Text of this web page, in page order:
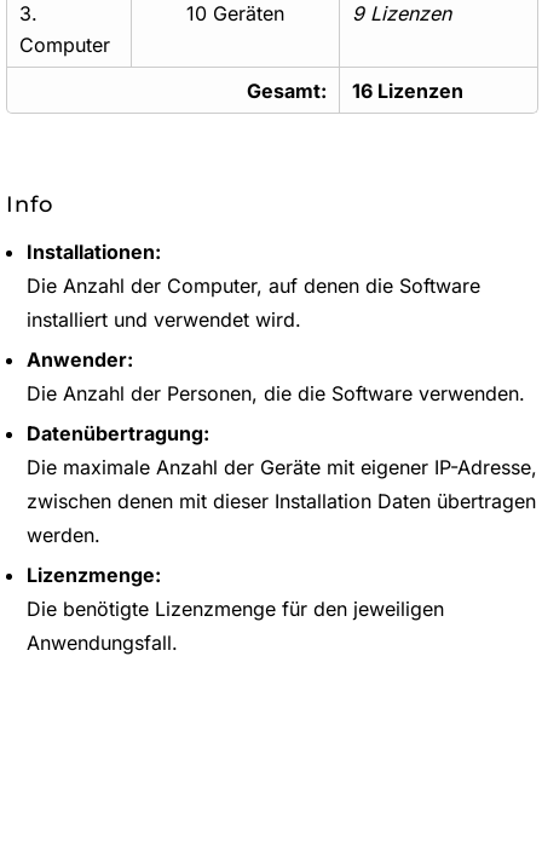
3.
Computer
10 Geräten 9 Lizenzen
Gesamt: 16 Lizenzen
Info
Installationen:
Die Anzahl der Computer, auf denen die Software
installiert und verwendet wird.
Anwender:
Die Anzahl der Personen, die die Software verwenden.
Datenübertragung:
Die maximale Anzahl der Geräte mit eigener IP-Adresse,
zwischen denen mit dieser Installation Daten übertragen
werden.
Lizenzmenge:
Die benötigte Lizenzmenge für den jeweiligen
Anwendungsfall.